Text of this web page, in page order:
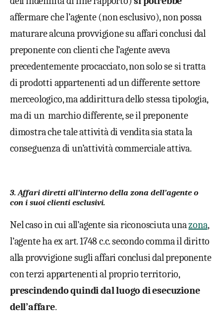
affermare che l’agente (non esclusivo), non possa
maturare alcuna provvigione su affari conclusi dal
preponente con clienti che l’agente aveva
precedentemente procacciato, non solo se si tratta
di prodotti appartenenti ad un differente settore
merceologico, ma addirittura dello stessa tipologia,
ma di un marchio differente, se il preponente
dimostra che tale attività di vendita sia stata la
conseguenza di un’attività commerciale attiva.
3. Affari diretti all’interno della zona dell’agente o
con i suoi clienti esclusivi.
Nel caso in cui all’agente sia riconosciuta unazona,
l’agente ha ex art. 1748 c.c. secondo comma il diritto
alla provvigione sugli affari conclusi dal preponente
con terzi appartenenti al proprio territorio,
prescindendo quindi dal luogo di esecuzione
dell’affare.